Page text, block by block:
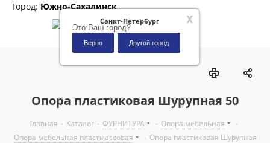
x
Санкт-Петербург
Это Ваш город?
Верно Другой город
Город: Южно-Сахалинск
Опора пластиковая Шурупная 50
Главная - Каталог - ФУРНИТУРА - Опора мебельная
-
Опора мебельная пластмассовая
- Опора пластиковая Шурупная